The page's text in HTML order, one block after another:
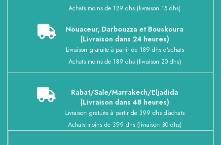
Achats moins de 129 dhs (livraison 15 dhs)
Nouaceur, Darbouzza et Bouskoura
(Livraison dans 24 heures)
Livraison gratuite à partir de 189 dhs d'achats
Achats moins de 189 dhs (livraison 20 dhs)
Rabat/Sale/Marrakech/Eljadida
(Livraison dans 48 heures)
Livraison gratuite à partir de 399 dhs d'achats
Achats moins de 399 dhs (livraison 30 dhs)